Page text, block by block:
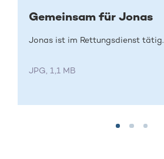
Gemeinsam für Jonas
Jonas ist im Rettungsdienst tätig.
JPG, 1,1 MB